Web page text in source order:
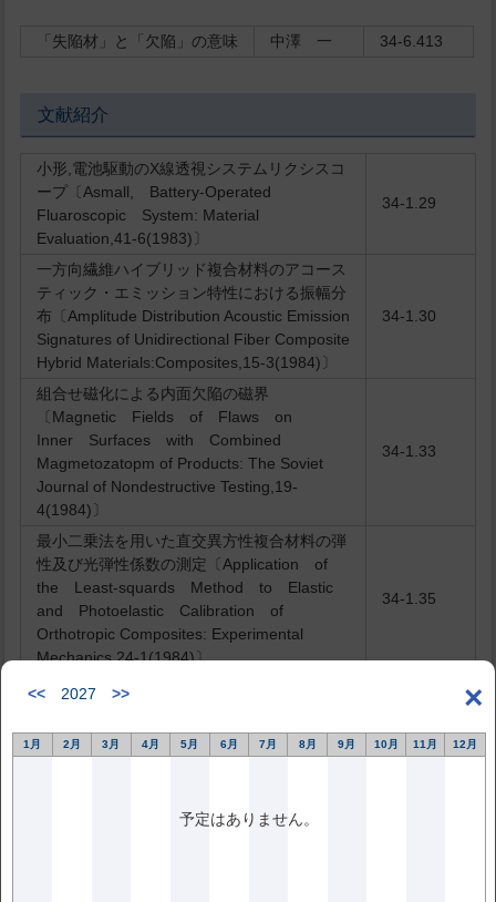
×
<< 2027 >>
1月 2月 3月 4月 5月 6月 7月 8月 9月 10月 11月 12月
予定はありません。
「失陥材」と「欠陥」の意味 中澤 一 34-6.413
文献紹介
小形,電池駆動のX線透視システムリクシスコ
ープ〔Asmall, Battery-Operated
Fluaroscopic System: Material
Evaluation,41-6(1983)〕
34-1.29
一方向繊維ハイブリッド複合材料のアコース
ティック・エミッション特性における振幅分
布〔Amplitude Distribution Acoustic Emission
Signatures of Unidirectional Fiber Composite
Hybrid Materials:Composites,15-3(1984)〕
34-1.30
組合せ磁化による内面欠陥の磁界
〔Magnetic Fields of Flaws on
Inner Surfaces with Combined
Magmetozatopm of Products: The Soviet
Journal of Nondestructive Testing,19-
4(1984)〕
34-1.33
最小二乗法を用いた直交異方性複合材料の弾
性及び光弾性係数の測定〔Application of
the Least-squards Method to Elastic
and Photoelastic Calibration of
Orthotropic Composites: Experimental
Mechanics,24-1(1984)〕
34-1.35
中性子ラジオグラフィのための窒化ホウ素コ
Converter for Neutron Radiography:
Materials Evaluation,42-11(1984)〕
ーステックエミッションによる監視